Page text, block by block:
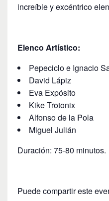
increíble y excéntrico
Elenco Artístico:
Pepeciclo e Ignacio
David Lápiz
Eva Expósito
Kike Trotonix
Alfonso de la Pola
Miguel Julián
Duración: 75-80 minutos.
Puede compartir este